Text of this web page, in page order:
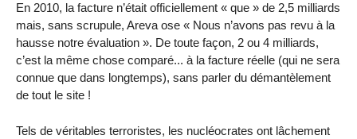
En 2010, la facture n’était officiellement « que » de 2,5 milliards
mais, sans scrupule, Areva ose « Nous n’avons pas revu à la
hausse notre évaluation ». De toute façon, 2 ou 4 milliards,
c’est la même chose comparé... à la facture réelle (qui ne sera
connue que dans longtemps), sans parler du démantèlement
de tout le site !
Tels de véritables terroristes, les nucléocrates ont lâchement